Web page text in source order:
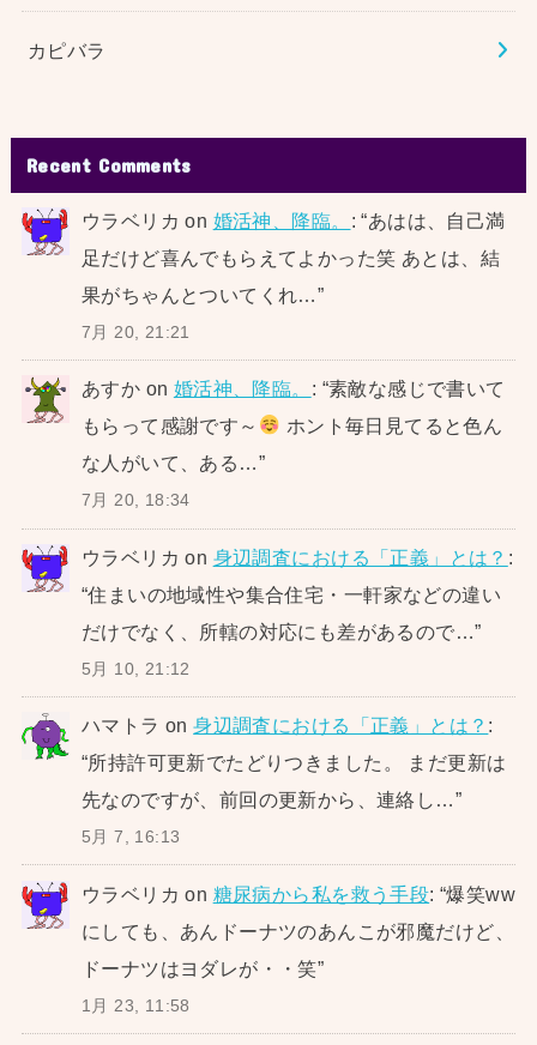
カピバラ
Recent Comments
ウラベリカ on 婚活神、降臨。 : “あはは、自己満
足だけど喜んでもらえてよかった笑 あとは、結
果がちゃんとついてくれ…”
7月 20, 21:21
あすか on 婚活神、降臨。 : “素敵な感じで書いて
もらって感謝です～
ホント毎日見てると色ん
な人がいて、ある…”
7月 20, 18:34
ウラベリカ on 身辺調査における「正義」とは？ :
“住まいの地域性や集合住宅・一軒家などの違い
だけでなく、所轄の対応にも差があるので…”
5月 10, 21:12
ハマトラ on身辺調査における「正義」とは？ :
“所持許可更新でたどりつきました。 まだ更新は
先なのですが、前回の更新から、連絡し…”
5月 7, 16:13
ウラベリカ on 糖尿病から私を救う手段: “爆笑ww
にしても、あんドーナツのあんこが邪魔だけど、
ドーナツはヨダレが・・笑”
1月 23, 11:58